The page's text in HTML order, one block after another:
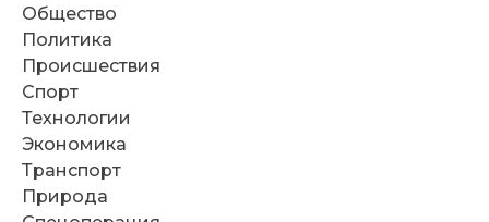
Общество
Политика
Происшествия
Спорт
Технологии
Экономика
Транспорт
Природа